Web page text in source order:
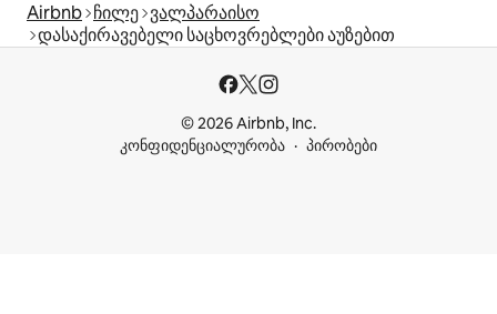
Airbnb ჩილე ვალპარაისო
დასაქირავებელი საცხოვრებლები აუზებით
© 2026 Airbnb, Inc.
კონფიდენციალურობა
პირობები